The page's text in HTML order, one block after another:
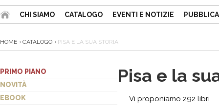
CHI SIAMO CATALOGO EVENTI E NOTIZIE
HOME CATALOGO PISA E LA SUA STORIA
PRIMO PIANO
NOVITÀ
EBOOK
Pisa e la
Vi proponiamo 292 libri